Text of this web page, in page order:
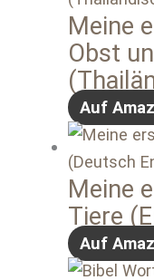
Meine
Obst
Auf
Meine
Tiere
Auf